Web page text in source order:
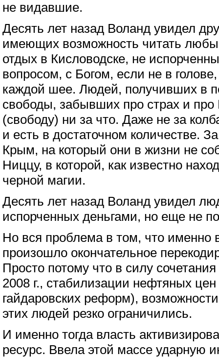
не видавшие.
Десять лет назад Воланд увидел
имеющих возможность читать
отдых в Кисловодске, не
вопросом, с Богом, если не в
каждой шее. Людей, получивших в
свободы, забывших про страх и
(свободу) ни за что. Даже не за
и есть в достаточном количестве.
Крым, на который они в жизни не
Ниццу, в которой, как известно
черной магии.
Десять лет назад Воланд увидел
испорченных деньгами, но еще не
Но вся проблема в том, что именно
произошло окончательное
Просто потому что в силу
2008 г., стабилизации нефтяных
гайдаровских реформ),
этих людей резко ограничились.
И именно тогда власть
ресурс. Ввела этой массе ударную